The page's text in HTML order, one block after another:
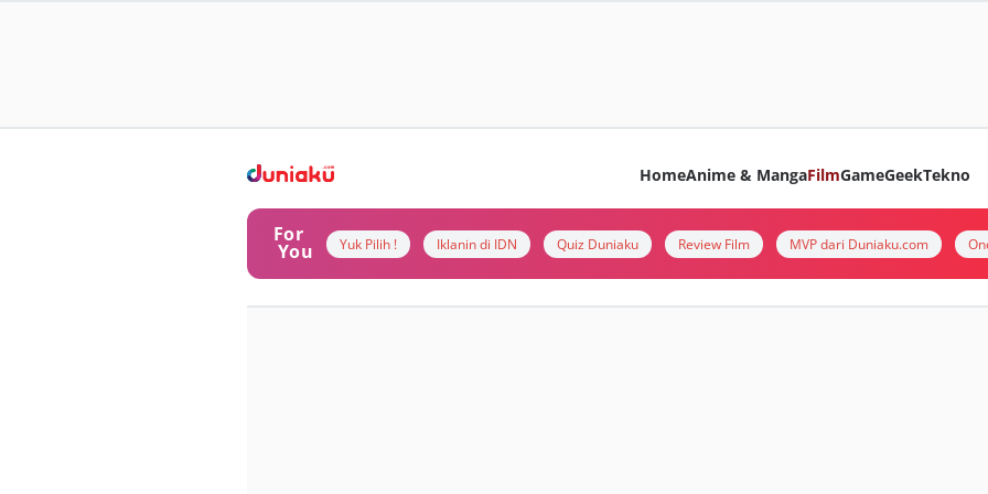
HomeAnime & MangaFilmGameGeekTekno
For
You Yuk Pilih ! Iklanin di IDN Quiz Duniaku Review Film MVP dari Duniaku.com